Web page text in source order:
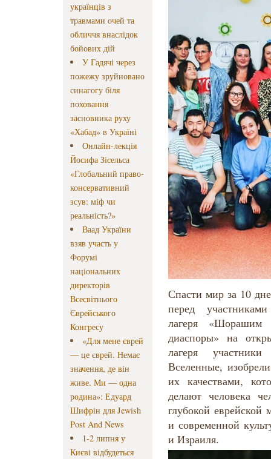
українців з
травмами очей та
обличчя внаслідок
бойових дій
У Гадячі через
пожежу зруйновано
синагогу біля
поховання
засновника руху
«Хабад» в Україні
Онлайн-лекція
Йосифа Зісельса
«Глобальний право-
консервативний
зсув: міф чи
реальність?»
Ваад України
взяв участь у
Форумі
національних
директорів
Всесвітнього
Єврейського
Конгресу
«Для мене єврей
— це єврей. Немає
значення, де він
живе. Ми — одна
родина»: Едуард
Шифрін для Jewish
Post And News
1-2 липня у
Києві відбудеться
Спасти мир за 10
перед участниками
лагеря
диаспоры» на
лагеря
Вселенные,
их качествами,
делают человека
глубокой еврейской
и современной
и Израиля.